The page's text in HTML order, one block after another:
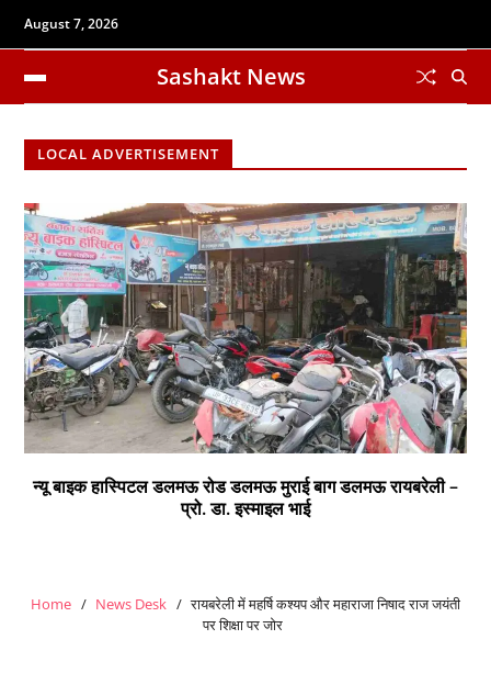
August 7, 2026
Sashakt News
LOCAL ADVERTISEMENT
न्यू बाइक हास्पिटल डलमऊ रोड डलमऊ मुराई बाग डलमऊ रायबरेली –
प्रो. डा. इस्माइल भाई
Home News Desk
रायबरेली में महर्षि कश्यप और महाराजा निषाद राज जयंती
पर शिक्षा पर जोर